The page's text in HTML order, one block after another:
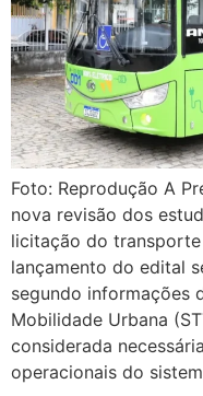
Foto: Reprodução A
nova revisão dos
licitação do
lançamento do edital
segundo informações
Mobilidade Urbana
considerada
operacionais do